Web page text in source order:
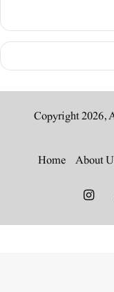
About
Home
Instagram